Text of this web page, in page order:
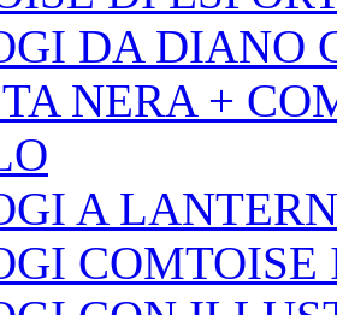
DA DIANO
NERA +
A